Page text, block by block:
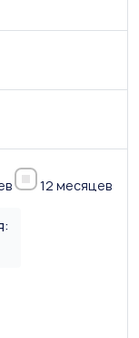
12 месяцев